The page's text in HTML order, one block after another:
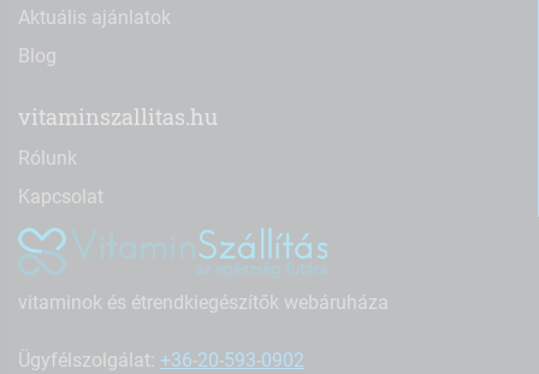
Aktuális ajánlatok
Blog
vitaminszallitas.hu
Rólunk
Kapcsolat
vitaminok és étrendkiegészítők webáruháza
Ügyfélszolgálat: +36-20-593-0902